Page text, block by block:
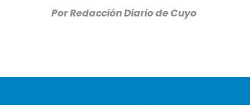
Por Redacción Diario de Cuyo